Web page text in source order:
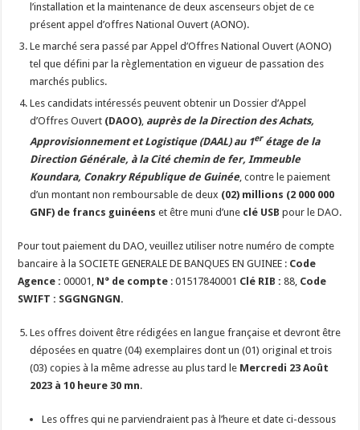
l’installation et la maintenance de deux ascenseurs objet de ce
présent appel d’offres National Ouvert (AONO).
Le marché sera passé par Appel d’Offres National Ouvert (AONO)
tel que défini par la règlementation en vigueur de passation des
marchés publics.
Les candidats intéressés peuvent obtenir un Dossier d’Appel
d’Offres Ouvert (DAOO), auprès de la Direction des Achats,
Approvisionnement et Logistique (DAAL) au 1erétage de la
Direction Générale, à la Cité chemin de fer, Immeuble
Koundara, Conakry République de Guinée, contre le paiement
d’un montant non remboursable de deux (02) millions (2 000 000
GNF) de francs guinéens et être muni d’une clé USB pour le DAO.
Pour tout paiement du DAO, veuillez utiliser notre numéro de compte
bancaire à la SOCIETE GENERALE DE BANQUES EN GUINEE : Code
Agence : 00001, N° de compte : 01517840001 Clé RIB : 88, Code
SWIFT : SGGNGNGN.
Les offres doivent être rédigées en langue française et devront être
déposées en quatre (04) exemplaires dont un (01) original et trois
(03) copies à la même adresse au plus tard le Mercredi 23 Août
2023 à 10 heure 30 mn.
Les offres qui ne parviendraient pas à l’heure et date ci-dessous